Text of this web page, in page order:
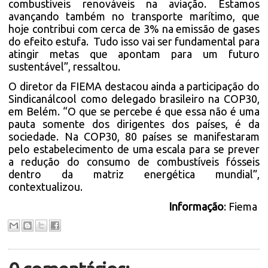
combustíveis renováveis na aviação. Estamos
avançando também no transporte marítimo, que
hoje contribui com cerca de 3% na emissão de gases
do efeito estufa. Tudo isso vai ser fundamental para
atingir metas que apontam para um futuro
sustentável”, ressaltou.
O diretor da FIEMA destacou ainda a participação do
Sindicanálcool como delegado brasileiro na COP30,
em Belém. “O que se percebe é que essa não é uma
pauta somente dos dirigentes dos países, é da
sociedade. Na COP30, 80 países se manifestaram
pelo estabelecimento de uma escala para se prever
a redução do consumo de combustíveis fósseis
dentro da matriz energética mundial”,
contextualizou.
Informação: Fiema